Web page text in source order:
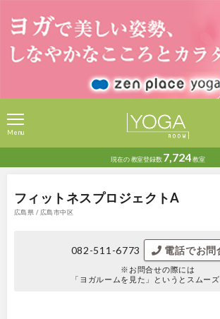
現在の教室登録数 7,724教室
Menu
フィットネスプロジェクトA
広島県 / 広島市中区
082-511-6773 電話でお問
※お問合せの際には
「ヨガルームを見た」というとスムーズ